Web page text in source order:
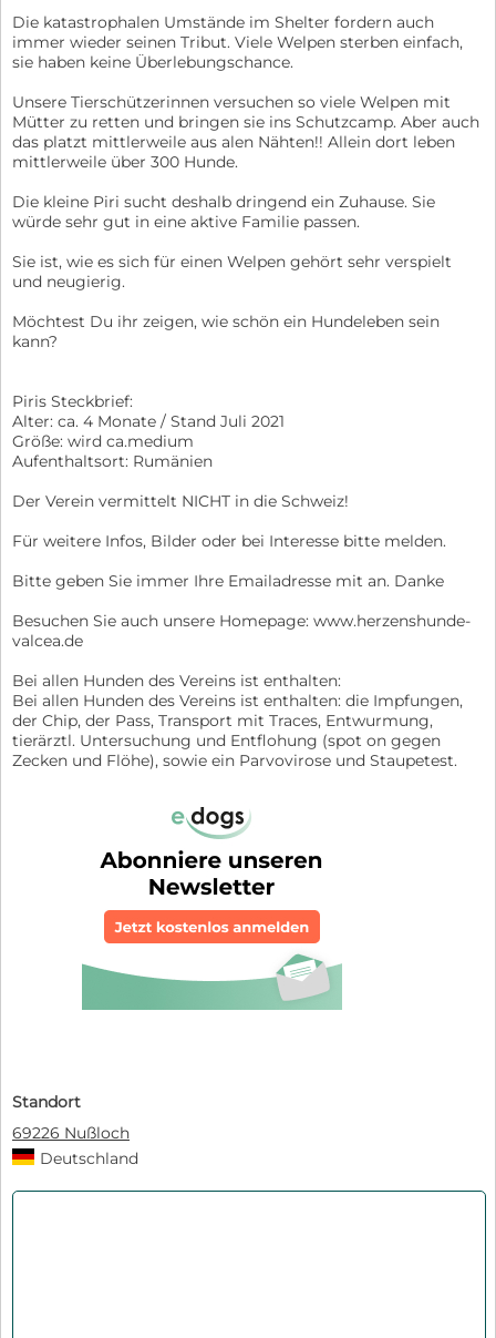
Die katastrophalen Umstände im Shelter fordern auch
immer wieder seinen Tribut. Viele Welpen sterben einfach,
sie haben keine Überlebungschance.
Unsere Tierschützerinnen versuchen so viele Welpen mit
Mütter zu retten und bringen sie ins Schutzcamp. Aber auch
das platzt mittlerweile aus alen Nähten!! Allein dort leben
mittlerweile über 300 Hunde.
Die kleine Piri sucht deshalb dringend ein Zuhause. Sie
würde sehr gut in eine aktive Familie passen.
Sie ist, wie es sich für einen Welpen gehört sehr verspielt
und neugierig.
Möchtest Du ihr zeigen, wie schön ein Hundeleben sein
kann?
Piris Steckbrief:
Alter: ca. 4 Monate / Stand Juli 2021
Größe: wird ca.medium
Aufenthaltsort: Rumänien
Der Verein vermittelt NICHT in die Schweiz!
Für weitere Infos, Bilder oder bei Interesse bitte melden.
Bitte geben Sie immer Ihre Emailadresse mit an. Danke
Besuchen Sie auch unsere Homepage: www.herzenshunde-
valcea.de
Bei allen Hunden des Vereins ist enthalten:
Bei allen Hunden des Vereins ist enthalten: die Impfungen,
der Chip, der Pass, Transport mit Traces, Entwurmung,
tierärztl. Untersuchung und Entflohung (spot on gegen
Zecken und Flöhe), sowie ein Parvovirose und Staupetest.
Standort
69226 Nußloch
Deutschland